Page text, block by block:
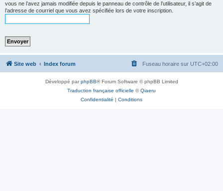
vous ne l’avez jamais modifiée depuis le panneau de contrôle de l’utilisateur, il s’agit de
l’adresse de courriel que vous avez spécifiée lors de votre inscription.
Site web Index forum Fuseau horaire sur UTC+02:00
Développé parphpBB® Forum Software © phpBB Limited
Traduction française officielle ©Qiaeru
Confidentialité | Conditions